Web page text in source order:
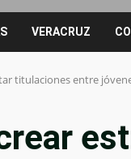
VERACRUZ
titulaciones entre